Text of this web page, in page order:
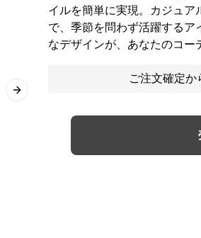
Next slide
イルを簡単に実現。カジュ
で、季節を問わず活躍するア
なデザインが、あなたのコー
ご注文確定か